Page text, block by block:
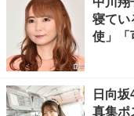
寝てい
使」「
日向
真集ポ